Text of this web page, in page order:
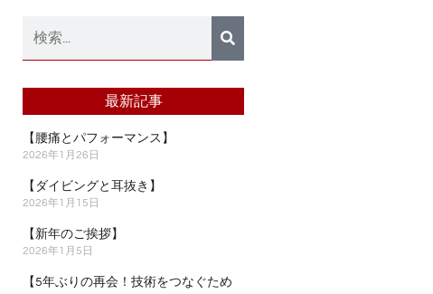
索
最新記事
【腰痛とパフォーマンス】
2026年1月26日
【ダイビングと耳抜き】
2026年1月15日
【新年のご挨拶】
2026年1月5日
【5年ぶりの再会！技術をつなぐため